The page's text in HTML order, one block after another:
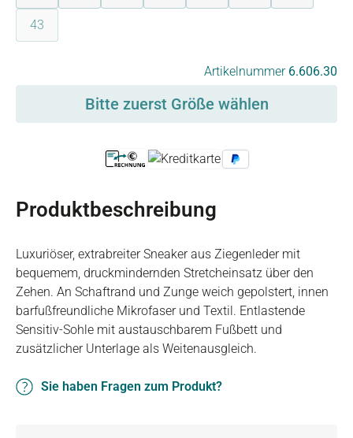
43(Diese Option ist zurzeit nicht verfügbar.)
Artikelnummer 6.606.30
Bitte zuerst Größe wählen
Produktbeschreibung
Luxuriöser, extrabreiter Sneaker aus Ziegenleder mit
bequemem, druckmindernden Stretcheinsatz über den
Zehen. An Schaftrand und Zunge weich gepolstert, innen
barfußfreundliche Mikrofaser und Textil. Entlastende
Sensitiv-Sohle mit austauschbarem Fußbett und
zusätzlicher Unterlage als Weitenausgleich.
Sie haben Fragen zum Produkt?